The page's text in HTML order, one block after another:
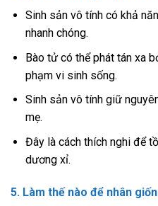
Sinh sản vô tính có khả
nhanh chóng.
Bào tử có thể phát tán xa
phạm vi sinh sống.
Sinh sản vô tính giữ
mẹ.
Đây là cách thích nghi để
dương xỉ.
5. Làm thế nào để nhân